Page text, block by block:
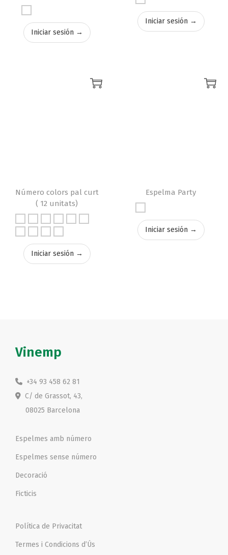
Iniciar sesión →
Iniciar sesión →
Número colors pal curt
( 12 unitats)
Iniciar sesión →
Espelma Party
Iniciar sesión →
Vinemp
+34 93 458 62 81
C/ de Grassot, 43,
08025 Barcelona
Espelmes amb número
Espelmes sense número
Decoració
Ficticis
Política de Privacitat
Termes i Condicions d’Ús